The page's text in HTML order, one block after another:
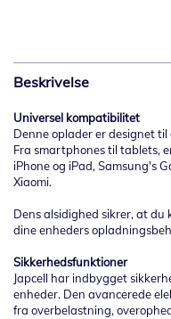
Beskrivelse
Universel kompatibilitet
Denne oplader er designet
Fra smartphones til tablets,
iPhone og iPad, Samsung's
Xiaomi.
Dens alsidighed sikrer, at
dine enheders
Sikkerhedsfunktioner
Japcell har indbygget
enheder. Den avancerede
fra overbelastning,